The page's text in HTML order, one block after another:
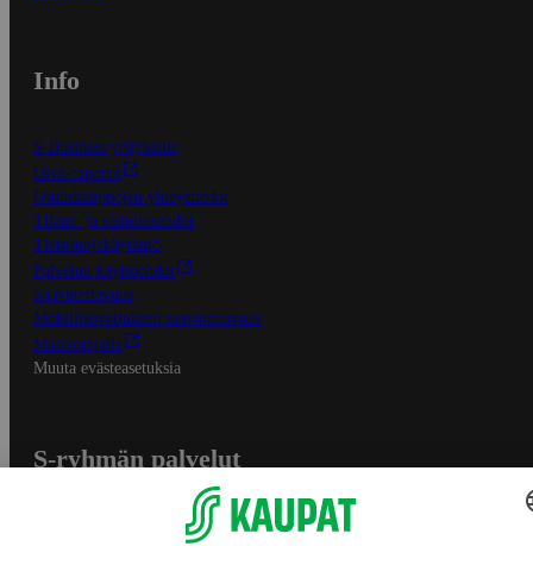
Info
S-Business yrityksille
Oiva-raportit
Osuuskauppojen yhteystiedot
Tilaus- ja toimitusehdot
Tietosuojakäytäntö
Palvelun käyttöehdot
Saavutettavuus
Mobiilisovelluksen saavutettavuus
Mainostajalle
Muuta evästeasetuksia
S-ryhmän palvelut